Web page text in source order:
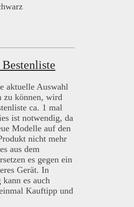
aktuelle Auswahl
zu können, wird
ca. 1 mal
ist notwendig, da
Modelle auf den
nicht mehr
aus dem
es gegen ein
Gerät. In
kann es auch
Kauftipp und